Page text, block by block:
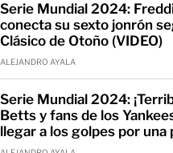
Serie Mundial 2024:
conecta su sexto jonrón
Clásico de Otoño (VIDEO)
ALEJANDRO AYALA
Serie Mundial 2024:
Betts y fans de los
llegar a los golpes por una